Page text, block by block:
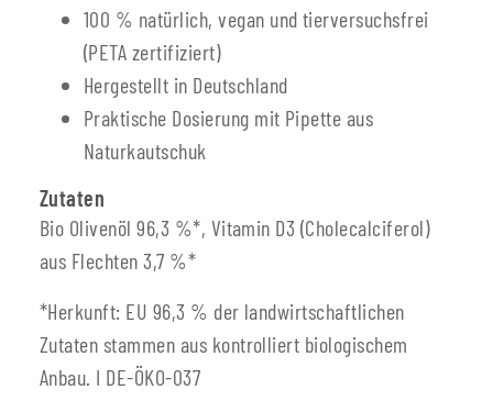
100 % natürlich, vegan und tierversuchsfrei
(PETA zertifiziert)
Hergestellt in Deutschland
Praktische Dosierung mit Pipette aus
Naturkautschuk
Zutaten
Bio Olivenöl 96,3 %*, Vitamin D3 (Cholecalciferol)
aus Flechten 3,7 %*
*Herkunft: EU 96,3 % der landwirtschaftlichen
Zutaten stammen aus kontrolliert biologischem
Anbau. I DE-ÖKO-037